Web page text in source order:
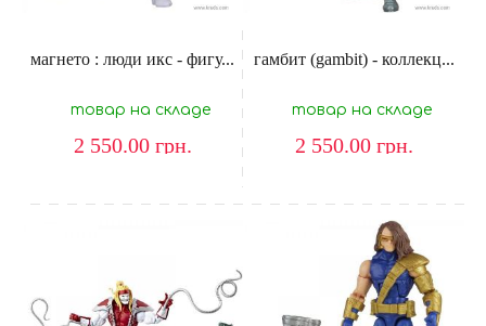
магнето : люди икс - фигу...
товар на складе
2 550.00 грн.
гамбит (gambit) - коллекц...
товар на складе
2 550.00 грн.